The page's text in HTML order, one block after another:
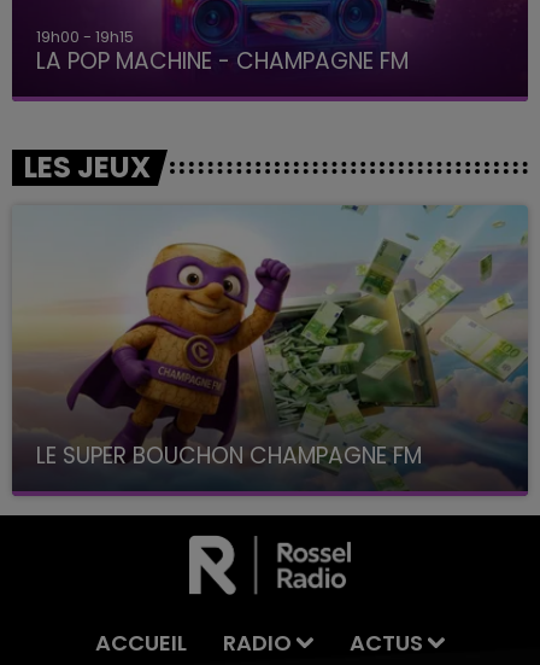
19h00 - 19h15
LA POP MACHINE - CHAMPAGNE FM
LES JEUX
LE SUPER BOUCHON CHAMPAGNE FM
avec La Famille Champagne FM, à 8H10
ACCUEIL RADIO ACTUS